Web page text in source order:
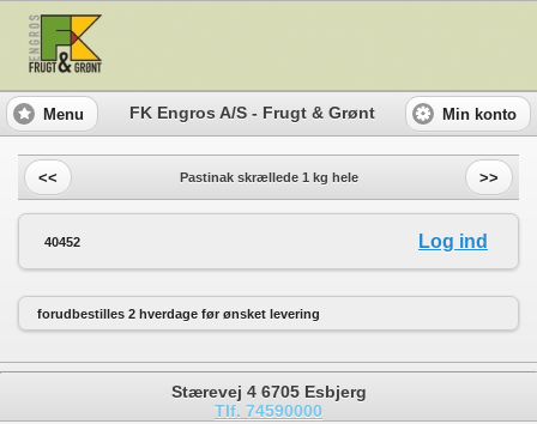
Menu FK Engros A/S - Frugt & Grønt Min konto
<< Pastinak skrællede 1 kg hele >>
40452 Log ind
forudbestilles 2 hverdage før ønsket levering
Stærevej 4 6705 Esbjerg
Tlf. 74590000